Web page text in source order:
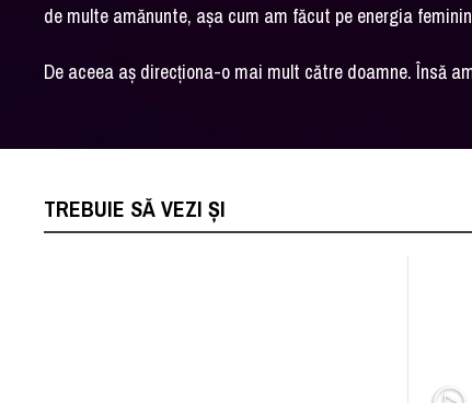
de multe amănunte, așa cum am făcut pe energia
De aceea aș direcționa-o mai mult către doamne. Însă
TREBUIE SĂ VEZI ȘI